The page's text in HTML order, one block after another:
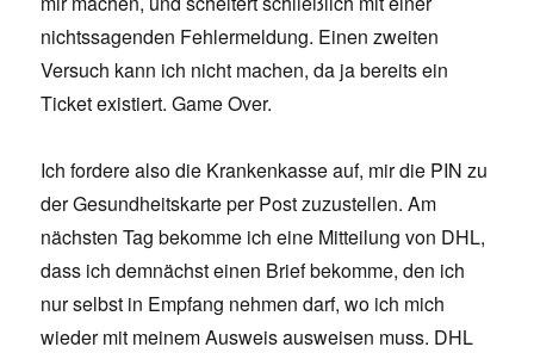
nichtssagenden Fehlermeldung. Einen zweiten
Versuch kann ich nicht machen, da ja bereits ein
Ticket existiert. Game Over.
Ich fordere also die Krankenkasse auf, mir die PIN zu
der Gesundheitskarte per Post zuzustellen. Am
nächsten Tag bekomme ich eine Mitteilung von DHL,
dass ich demnächst einen Brief bekomme, den ich
nur selbst in Empfang nehmen darf, wo ich mich
wieder mit meinem Ausweis ausweisen muss. DHL